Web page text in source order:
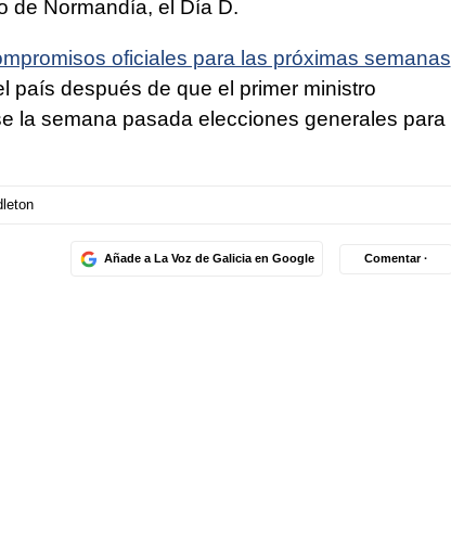
de Normandía, el Día D.
oficiales para las próximas semanas
país después de que el primer ministro
la semana pasada elecciones generales para
Añade a La Voz de Galicia en Google Comentar ·